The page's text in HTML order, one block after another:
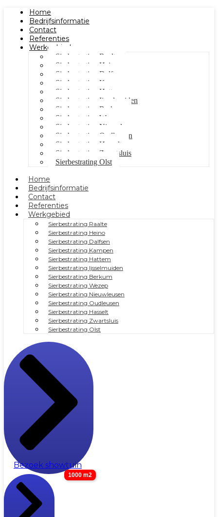
Home
Bedrijfsinformatie
Contact
Referenties
Werkgebied
Sierbestrating Raalte
Sierbestrating Heino
Sierbestrating Dalfsen
Sierbestrating Kampen
Sierbestrating Hattem
Sierbestrating Ijsselmuiden
Sierbestrating Berkum
Sierbestrating Wezep
Sierbestrating Nieuwleusen
Sierbestrating Oudleusen
Sierbestrating Hasselt
Sierbestrating Zwartsluis
Sierbestrating Olst
Home
Bedrijfsinformatie
Contact
Referenties
Werkgebied
Sierbestrating Raalte
Sierbestrating Heino
Sierbestrating Dalfsen
Sierbestrating Kampen
Sierbestrating Hattem
Sierbestrating Ijsselmuiden
Sierbestrating Berkum
Sierbestrating Wezep
Sierbestrating Nieuwleusen
Sierbestrating Oudleusen
Sierbestrating Hasselt
Sierbestrating Zwartsluis
Sierbestrating Olst
Bezoek showtuin
1000 m2